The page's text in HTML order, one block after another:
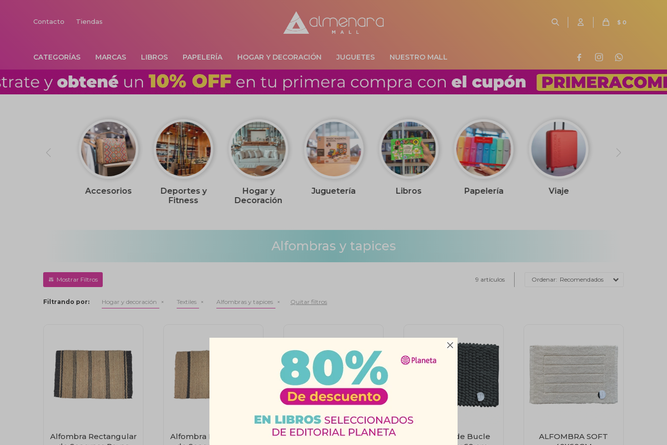

CATEGORÍAS MARCAS LIBROS PAPELERÍA HOGAR Y DECORACIÓN JUGUETES NUESTRO MALL
$ 0
  
Contacto Tiendas
Accesorios
Deportes y
Fitness
Hogar y
Decoración
Juguetería Libros Papelería Viaje
Alfombras y tapices
9 artículos Recomendados
Filtrando por: Hogar y decoración Textiles Alfombras y tapices Quitar filtros
Alfombra Rectangular
Alfombra Rectangular
Felpudo Coco/Goma
Alfombra de Bucle
ALFOMBRA SOFT